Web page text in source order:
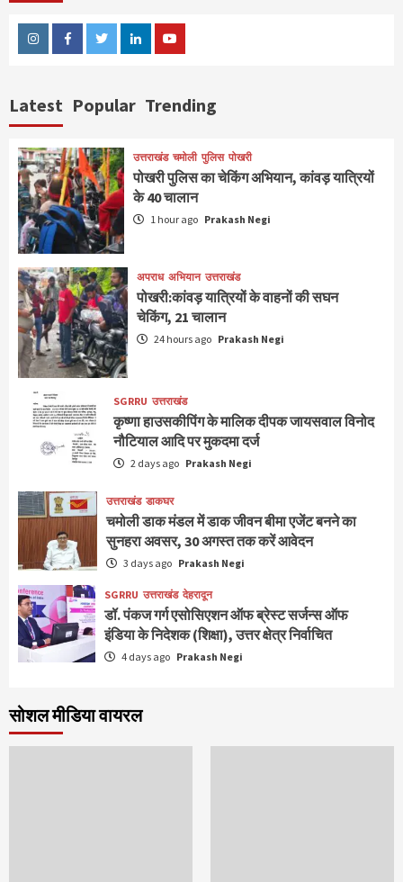
InstagramFacebookTwitterLinkedinYoutube
Latest Popular Trending
उत्तराखंड चमोली पुलिस पोखरी
पोखरी पुलिस का चेकिंग अभियान, कांवड़ यात्रियों
के 40 चालान
1 hour ago Prakash Negi
अपराध अभियान उत्तराखंड
पोखरी:कांवड़ यात्रियों के वाहनों की सघन
चेकिंग, 21 चालान
24 hours ago Prakash Negi
SGRRU उत्तराखंड
कृष्णा हाउसकीपिंग के मालिक दीपक जायसवाल विनोद
नौटियाल आदि पर मुकदमा दर्ज
2 days ago Prakash Negi
उत्तराखंड डाकघर
चमोली डाक मंडल में डाक जीवन बीमा एजेंट बनने का
सुनहरा अवसर, 30 अगस्त तक करें आवेदन
3 days ago Prakash Negi
SGRRU उत्तराखंड देहरादून
डॉ. पंकज गर्ग एसोसिएशन ऑफ ब्रेस्ट सर्जन्स ऑफ
इंडिया के निदेशक (शिक्षा), उत्तर क्षेत्र निर्वाचित
4 days ago Prakash Negi
सोशल मीडिया वायरल